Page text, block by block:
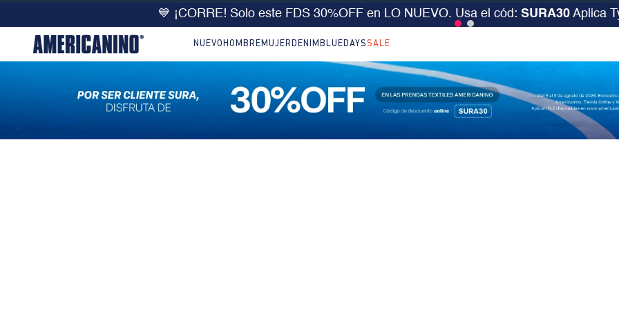
💙 ¡CORRE! Solo este FDS 30%OFF en LO NUEVO. Usa el cód: SURA30 Aplica
NUEVO HOMBRE MUJER DENIM BLUEDAYSSALE